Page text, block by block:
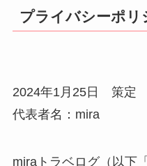
プライバシーポリ
2024年1月25日 策定
代表者名：mira
miraトラベログ（以下